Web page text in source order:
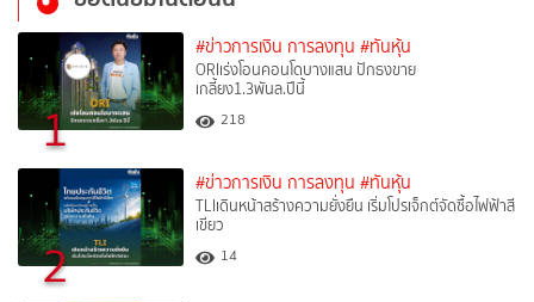
1
#ข่าวการเงิน การลงทุน #ทันหุ้น
ORIเร่งโอนคอนโดบางแสน ปักธงขาย
เกลี้ยง1.3พันล.ปีนี้
218
2
#ข่าวการเงิน การลงทุน #ทันหุ้น
TLIเดินหน้าสร้างความยั่งยืน เริ่มโปรเจ็กต์จัดซื้อไฟฟ้าสี
เขียว
14